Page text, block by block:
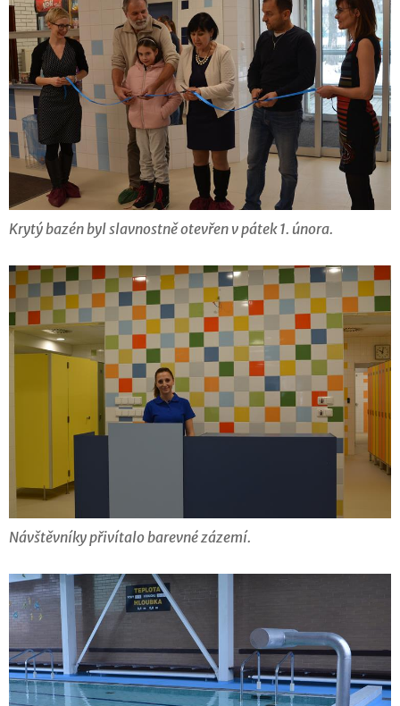
Krytý bazén byl slavnostně otevřen v pátek 1. února.
Návštěvníky přivítalo barevné zázemí.